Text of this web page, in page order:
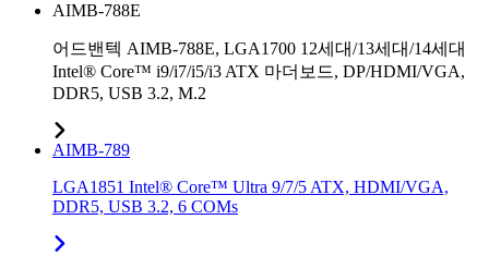
AIMB-788E
어드밴텍 AIMB-788E, LGA1700 12세대/13세대/14세대
Intel® Core™ i9/i7/i5/i3 ATX 마더보드, DP/HDMI/VGA,
DDR5, USB 3.2, M.2
AIMB-789
LGA1851 Intel® Core™ Ultra 9/7/5 ATX, HDMI/VGA,
DDR5, USB 3.2, 6 COMs